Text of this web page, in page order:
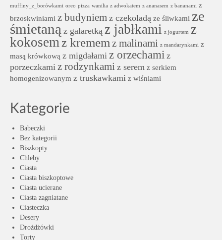
muffiny_z_borówkami oreo pizza wanilia z adwokatem z ananasem z bananami z
brzoskwiniami z budyniem z czekoladą ze śliwkami ze
śmietaną z galaretką z jabłkami z jogurtem z
kokosemz kremem z malinami z mandarynkami z
masą krówkową z migdałami z orzechami z
porzeczkami z rodzynkami z serem z serkiem
homogenizowanym z truskawkami z wiśniami
Kategorie
Babeczki
Bez kategorii
Biszkopty
Chleby
Ciasta
Ciasta biszkoptowe
Ciasta ucierane
Ciasta zagniatane
Ciasteczka
Desery
Drożdżówki
Torty